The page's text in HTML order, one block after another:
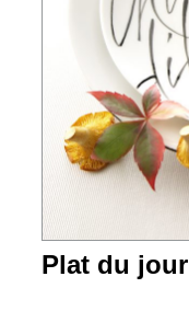
Plat du jour